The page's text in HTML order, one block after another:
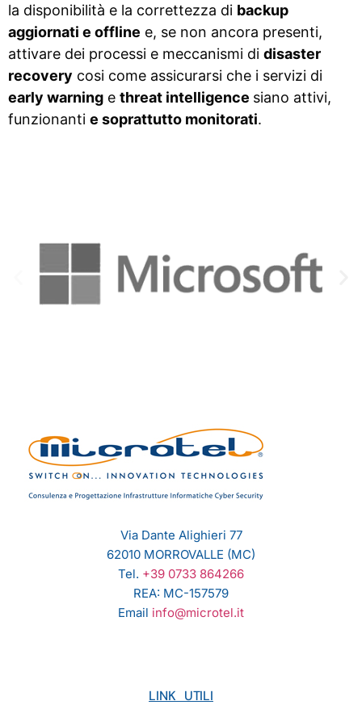
la disponibilità e la correttezza di backup
aggiornati e offline e, se non ancora presenti,
attivare dei processi e meccanismi di disaster
recovery cosi come assicurarsi che i servizi di
early warning e threat intelligence siano attivi,
funzionanti e soprattutto monitorati.
Via Dante Alighieri 77
62010 MORROVALLE (MC)
Tel. +39 0733 864266
REA: MC-157579
Email info@microtel.it
LINK UTILI